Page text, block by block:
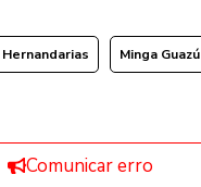
Hernandarias Minga Guazú
Comunicar erro